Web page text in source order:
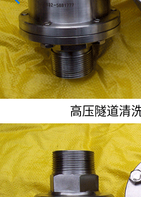
技术资料
关于我们
联系我们
高压隧道清